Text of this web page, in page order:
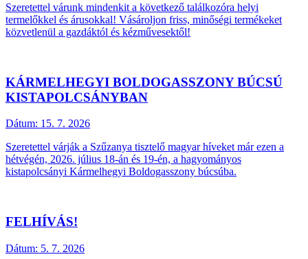
Szeretettel várunk mindenkit a következő találkozóra helyi
termelőkkel és árusokkal! Vásároljon friss, minőségi termékeket
közvetlenül a gazdáktól és kézművesektől!
KÁRMELHEGYI BOLDOGASSZONY BÚCSÚ
KISTAPOLCSÁNYBAN
Dátum: 15. 7. 2026
Szeretettel várják a Szűzanya tisztelő magyar híveket már ezen a
hétvégén, 2026. július 18-án és 19-én, a hagyományos
kistapolcsányi Kármelhegyi Boldogasszony búcsúba.
FELHÍVÁS!
Dátum: 5. 7. 2026